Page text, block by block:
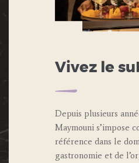
Vivez le
Depuis plusieurs
Maymouni s’impose
référence dans le
gastronomie et de